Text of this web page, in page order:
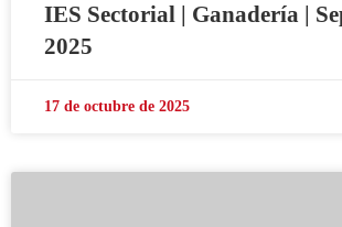
IES Sectorial | Ganadería |
2025
17 de octubre de 2025